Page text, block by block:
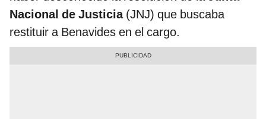
Nacional de Justicia(JNJ) que buscaba
restituir a Benavides en el cargo.